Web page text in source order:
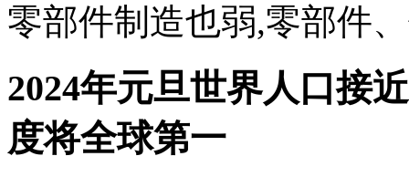
零部件制造也弱,零部件
2024年元旦世界人口接
度将全球第一